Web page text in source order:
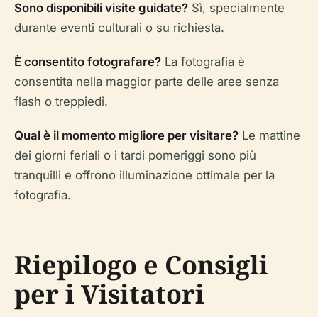
Sono disponibili visite guidate? Sì, specialmente
durante eventi culturali o su richiesta.
È consentito fotografare? La fotografia è
consentita nella maggior parte delle aree senza
flash o treppiedi.
Qual è il momento migliore per visitare? Le mattine
dei giorni feriali o i tardi pomeriggi sono più
tranquilli e offrono illuminazione ottimale per la
fotografia.
Riepilogo e Consigli
per i Visitatori